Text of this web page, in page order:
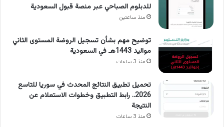
للدبلوم الصباحي عبر منصة قبول السعودية
منذ ساعتين
توضيح مهم بشأن تسجيل الروضة المستوى الثاني
مواليد 1443هـ في السعودية
منذ 3 ساعات
تحميل تطبيق النتائج المحدث في سوريا للتاسع
2026.. رابط التطبيق وخطوات الاستعلام عن
النتيجة
منذ 3 ساعات